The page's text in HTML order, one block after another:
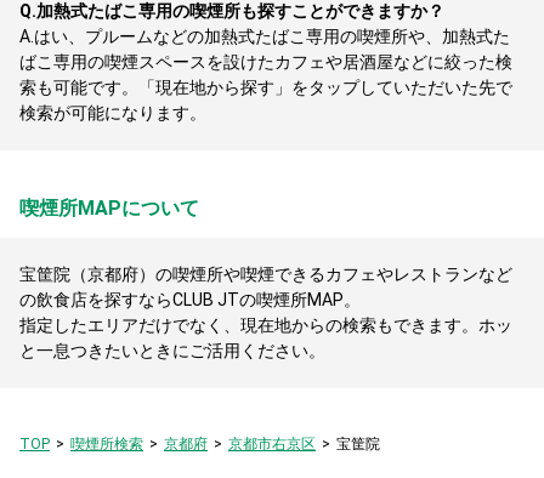
Q.加熱式たばこ専用の喫煙所も探すことができますか？
A. はい、プルームなどの加熱式たばこ専用の喫煙所や、加熱式た
ばこ専用の喫煙スペースを設けたカフェや居酒屋などに絞った検
索も可能です。「現在地から探す」をタップしていただいた先で
検索が可能になります。
喫煙所MAPについて
宝筐院（京都府）の喫煙所や喫煙できるカフェやレストランなど
の飲食店を探すならCLUB JTの喫煙所MAP。
指定したエリアだけでなく、現在地からの検索もできます。ホッ
と一息つきたいときにご活用ください。
TOP 喫煙所検索 京都府 京都市右京区 宝筐院